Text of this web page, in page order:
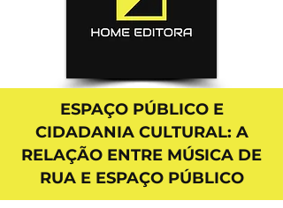
ESPAÇO PÚBLICO E
CIDADANIA CULTURAL: A
RELAÇÃO ENTRE MÚSICA DE
RUA E ESPAÇO PÚBLICO